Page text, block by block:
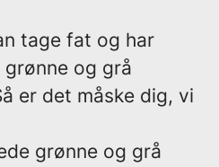
tage fat og har
og grå
er det måske dig, vi
grønne og grå